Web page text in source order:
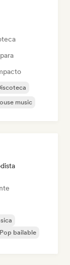
music
Pop bailable